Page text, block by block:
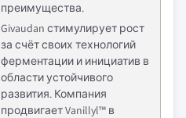
преимущества.
Givaudan стимулирует рост
за счёт своих технологий
ферментации и инициатив в
области устойчивого
развития. Компания
продвигает Vanillyl™ в